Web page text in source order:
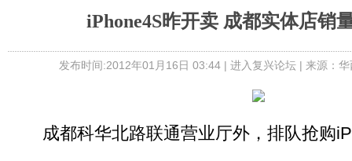
iPhone4S昨开卖 成都实体店销
发布时间:2012年01月16日 03:44 | 进入复兴论坛| 来源：
成都科华北路联通营业厅外，排队抢购